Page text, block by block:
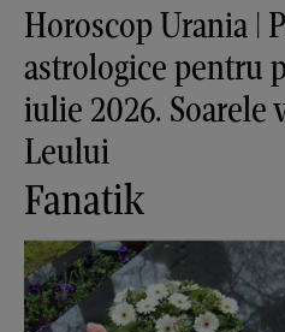
Horoscop Urania |
astrologice pentru
iulie 2026. Soarele
Leului
Fanatik